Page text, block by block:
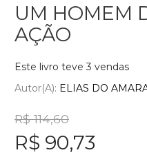
UM HOMEM
AÇÃO
Este livro teve 3 vendas
Autor(a): ELIAS DO
R$ 114,60
R$ 90,73